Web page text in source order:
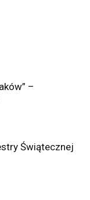
–
Świątecznej